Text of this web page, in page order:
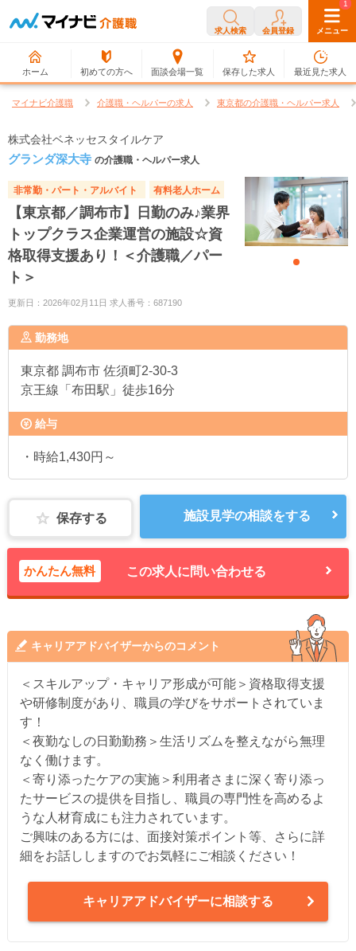
求人検索 会員登録 メニュー
ホーム 初めての方へ 面談会場一覧
0
保存した求人
1
最近見た求人
マイナビ介護職 介護職・ヘルパーの求人 東京都の介護職・ヘルパー求人
株式会社ベネッセスタイルケア
グランダ深大寺 の介護職・ヘルパー求人
非常勤・パート・アルバイト 有料老人ホーム
【東京都／調布市】日勤のみ♪業界
トップクラス企業運営の施設☆資
格取得支援あり！＜介護職／パー
ト＞
更新日：2026年02月11日 求人番号：687190
勤務地
東京都 調布市 佐須町2-30-3
京王線「布田駅」徒歩16分
給与
・時給1,430円～
保存する 施設見学の相談をする
かんたん無料 この求人に問い合わせる
キャリアアドバイザーからのコメント
＜スキルアップ・キャリア形成が可能＞資格取得支援
や研修制度があり、職員の学びをサポートされていま
す！
＜夜勤なしの日勤勤務＞生活リズムを整えながら無理
なく働けます。
＜寄り添ったケアの実施＞利用者さまに深く寄り添っ
たサービスの提供を目指し、職員の専門性を高めるよ
うな人材育成にも注力されています。
ご興味のある方には、面接対策ポイント等、さらに詳
細をお話ししますのでお気軽にご相談ください！
キャリアアドバイザーに相談する